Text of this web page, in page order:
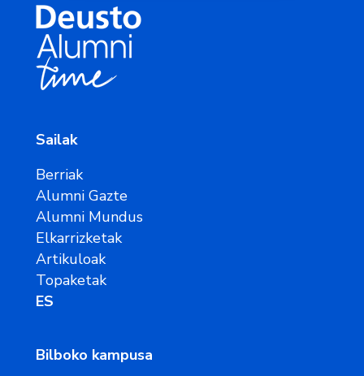
Sailak
Berriak
Alumni Gazte
Alumni Mundus
Elkarrizketak
Artikuloak
Topaketak
ES
Bilboko kampusa